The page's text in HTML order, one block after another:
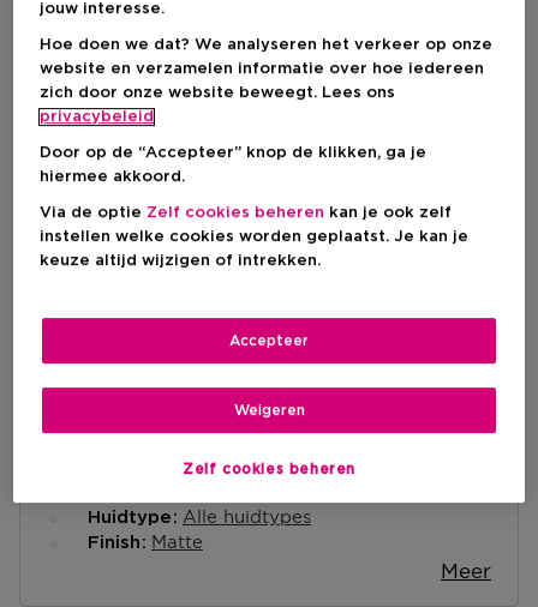
Kortingsprijs
€ 41,31
Aanbevolen verkoopprijs fabrikant€ 48,60
Levering aan huis
Op voorraad-
Ophalen in een winkel
Ophalen in een winkel nabij jou.
Korte beschrijving
Huidtype Alle huidtypes
Finish Matte
Meer
jouw interesse.
Hoe doen we dat? We analyseren het verkeer op onze
website en verzamelen informatie over hoe iedereen
zich door onze website beweegt. Lees ons
privacybeleid
Door op de “Accepteer” knop de klikken, ga je
hiermee akkoord.
Via de optie Zelf cookies beheren kan je ook zelf
instellen welke cookies worden geplaatst. Je kan je
keuze altijd wijzigen of intrekken.
Zelf cookies beheren
Weigeren
Accepteer